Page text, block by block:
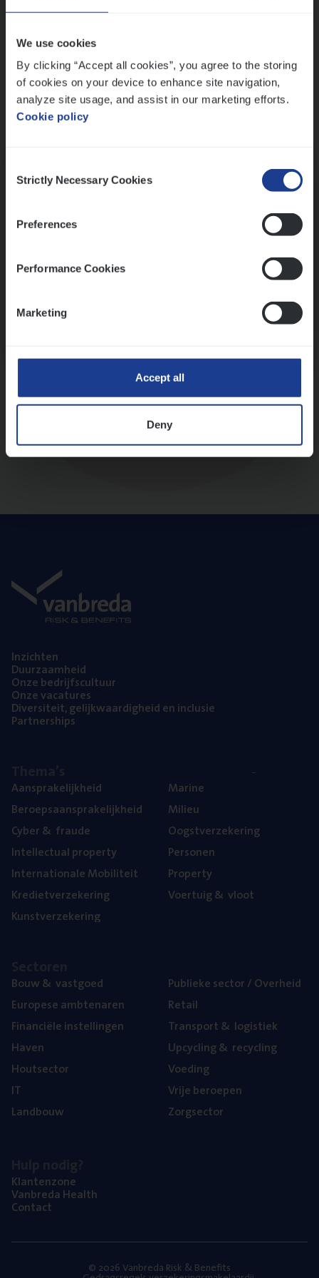
We use cookies
By clicking “Accept all cookies”, you agree to the storing
of cookies on your device to enhance site navigation,
analyze site usage, and assist in our marketing efforts.
Cookie policy
Selection
Strictly Necessary Cookies
Preferences
Performance Cookies
Marketing
Accept all
Deny
Inzich­ten
Duur­zaam­heid
Onze bedrijfs­cul­tuur
Onze vaca­tu­res
Diver­si­teit, gelijk­waar­dig­heid en inclusie
Part­ner­ships
Aan­spra­ke­lijk­heid
Beroeps­aan­spra­ke­lijk­heid
Cyber& fraude
Intel­lec­tu­al property
Inter­na­ti­o­na­le Mobiliteit
Kre­diet­ver­ze­ke­ring
Kunst­ver­ze­ke­ring
Mari­ne
Mili­eu
Oogst­ver­ze­ke­ring
Per­so­nen
Pro­per­ty
Voer­tuig& vloot
Bouw& vastgoed
Euro­pe­se ambtenaren
Finan­ci­ë­le instellingen
Haven
Hout­sec­tor
IT
Land­bouw
Publie­ke sec­tor / Overheid
Retail
Trans­port& logistiek
Upcy­cling& recycling
Voe­ding
Vrije beroe­pen
Zorg­sec­tor
Klan­ten­zo­ne
Van­b­re­da Health
Con­tact
© 2026 Vanbreda Risk & Benefits